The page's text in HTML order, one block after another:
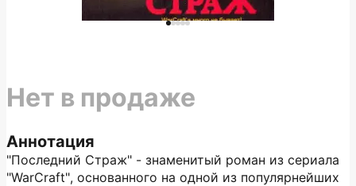
Аннотация
"Последний Страж" - знаменитый роман из сериала
"WarCraft", основанного на одной из популярнейших
Нет в продаже